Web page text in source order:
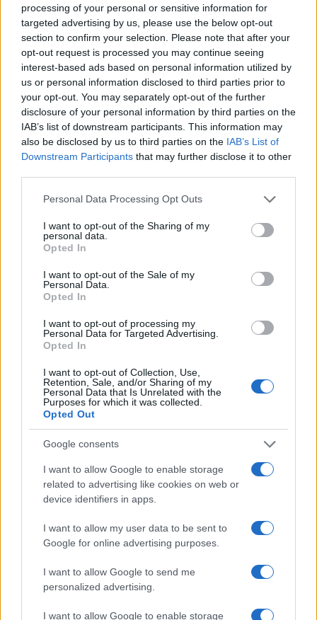
processing of your personal or sensitive information for
targeted advertising by us, please use the below opt-out
section to confirm your selection. Please note that after your
opt-out request is processed you may continue seeing
interest-based ads based on personal information utilized by
us or personal information disclosed to third parties prior to
your opt-out. You may separately opt-out of the further
disclosure of your personal information by third parties on the
IAB’s list of downstream participants. This information may
also be disclosed by us to third parties on the IAB’s List of
Downstream Participants that may further disclose it to other
Please note that this website/app uses one or more Google
not limited to your visit or usage behaviour. You may click to
grant or deny consent to Google and its third-party tags to
use your data for below specified purposes in below Google
consent section.
Personal Data Processing Opt Outs
I want to opt-out of the Sharing of my
personal data.
Opted In
I want to opt-out of the Sale of my
Personal Data.
Opted In
I want to opt-out of processing my
Personal Data for Targeted Advertising.
Opted In
I want to opt-out of Collection, Use,
Retention, Sale, and/or Sharing of my
Personal Data that Is Unrelated with the
Purposes for which it was collected.
Opted Out
Google consents
I want to allow Google to enable storage
related to advertising like cookies on web or
device identifiers in apps.
I want to allow my user data to be sent to
Google for online advertising purposes.
I want to allow Google to send me
personalized advertising.
I want to allow Google to enable storage
Continua a leggere
BASKET
NBA Europe: l’impatto economico e gli investitori per
Roma e Milano
Ilaria Mauri · 9 Ago 2026